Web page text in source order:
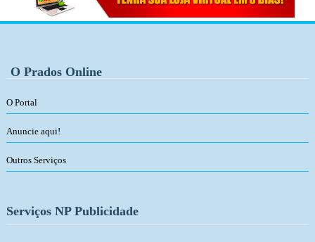
O Prados Online
O Portal
Anuncie aqui!
Outros Serviços
Serviços NP Publicidade